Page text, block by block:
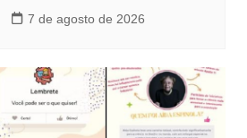
7 de agosto de 2026